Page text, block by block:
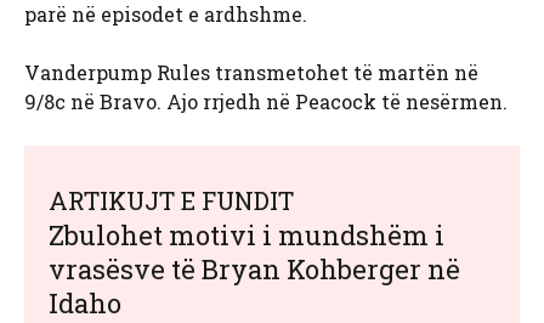
parë në episodet e ardhshme.
Vanderpump Rules transmetohet të martën në
9/8c në Bravo. Ajo rrjedh në Peacock të nesërmen.
ARTIKUJT E FUNDIT
Zbulohet motivi i mundshëm i
vrasësve të Bryan Kohberger në
Idaho